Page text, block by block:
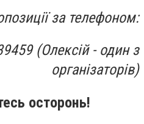
за телефоном:
(Олексій - один з
організаторів)
осторонь!